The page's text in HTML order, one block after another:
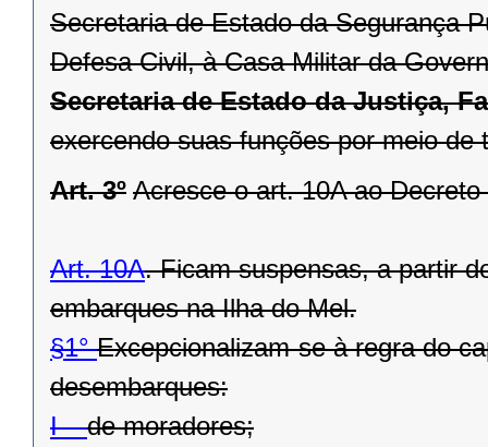
Secretaria de Estado da Segurança
Defesa Civil, à Casa Militar da
Secretaria de Estado da Justiça,
exercendo suas funções por meio de
Art. 3º Acresce o art. 10A ao
Art. 10A. Ficam suspensas, a partir
embarques na Ilha do Mel.
§1°Excepcionalizam-se à regra do
desembarques:
I –de moradores;